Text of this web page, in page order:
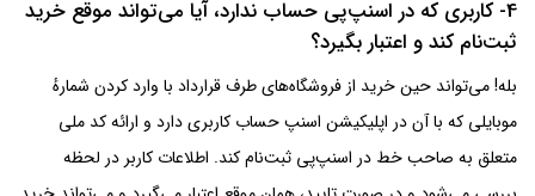
4- کاربری که در اسنپ‌پی حساب ندارد، آیا می‌تواند موقع خرید
ثبت‌نام کند و اعتبار بگیرد؟
بله! می‌تواند حین خرید از فروشگاه‌های طرف قرارداد با وارد کردن شمارهٔ
موبایلی که با آن در اپلیکیشن اسنپ حساب کاربری دارد و ارائه کد ملی
متعلق به صاحب خط در اسنپ‌پی ثبت‌نام کند. اطلاعات کاربر در لحظه